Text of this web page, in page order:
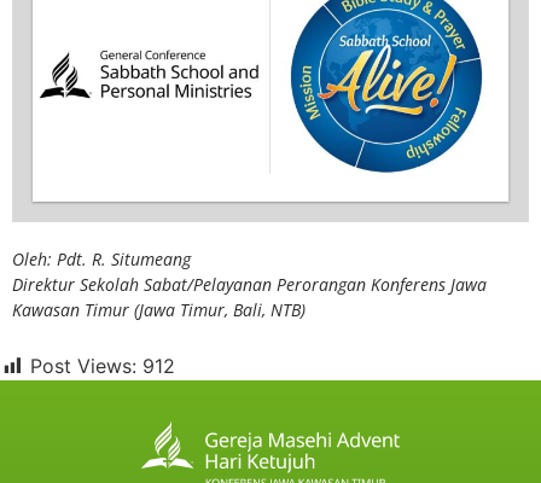
Oleh: Pdt. R. Situmeang
Direktur Sekolah Sabat/Pelayanan Perorangan Konferens Jawa
Kawasan Timur (Jawa Timur, Bali, NTB)
Post Views: 912